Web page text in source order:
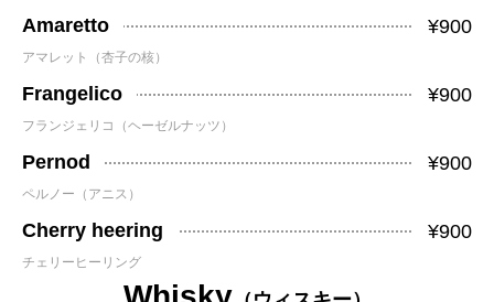
Amaretto ¥900
アマレット（杏子の核）
Frangelico ¥900
フランジェリコ（ヘーゼルナッツ）
Pernod ¥900
ペルノー（アニス）
Cherry heering ¥900
チェリーヒーリング